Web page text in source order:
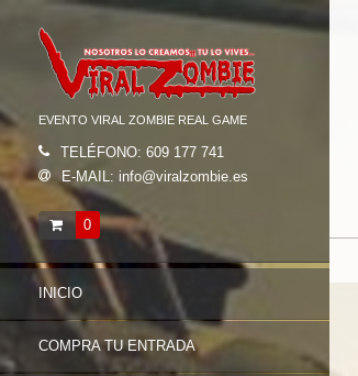
EVENTO VIRAL ZOMBIE REAL GAME
TELÉFONO: 609 177 741
E-MAIL: info@viralzombie.es
0
INICIO
COMPRA TU ENTRADA